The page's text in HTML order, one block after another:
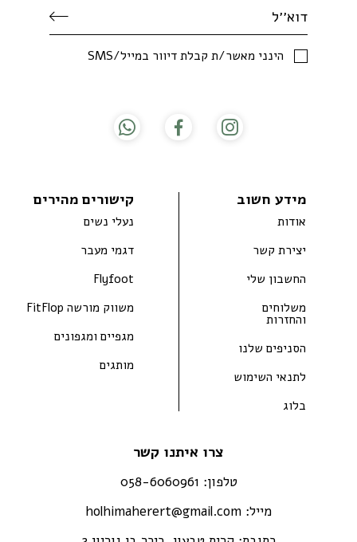
מידע חשוב
אודות
יצירת קשר
החשבון שלי
משלוחים
והחזרות
הסניפים שלנו
לתנאי השימוש
בלוג
קישורים מהירים
נעלי נשים
דגמי מעבר
Flyfoot
משווק מורשה FitFlop
מגפיים ומגפונים
מותגים
צרו איתנו קשר
טלפון: 058-6060961
מייל: holhimaherert@gmail.com
SMS/הינני מאשר/ת קבלת דיוור במייל